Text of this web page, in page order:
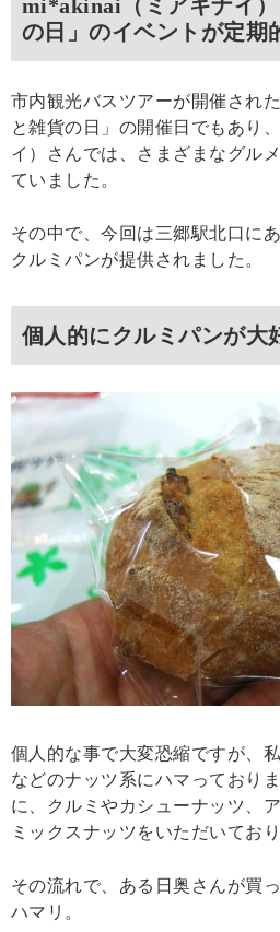
mi*akinai（ミアキナイ
の日」のイベントが定期
市内観光バスツアーが開催され
と雑貨の日」の開催日でもあり
イ）さんでは、さまざまなグル
ていました。
その中で、今回は三郷駅北口に
クルミパンが提供されました。
個人的にクルミパンが大
個人的な事で大変恐縮ですが、
などのナッツ系にハマっており
に、クルミやカシューナッツ、
ミックスナッツをいただいており
その流れで、ある日奥さんが買
ハマリ。